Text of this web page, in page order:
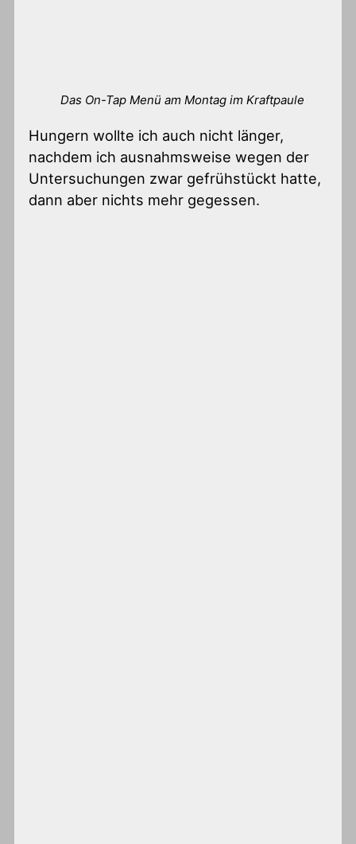
Das On-Tap Menü am Montag im Kraftpaule
Hungern wollte ich auch nicht länger,
nachdem ich ausnahmsweise wegen der
Untersuchungen zwar gefrühstückt hatte,
dann aber nichts mehr gegessen.